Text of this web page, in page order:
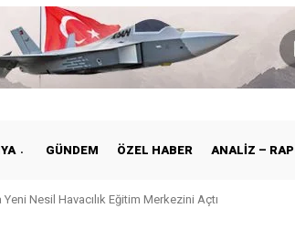
GÜNDEM ÖZEL HABER ANALIZ –
Nesil Havacılık Eğitim Merkezini Açtı
Hava Ulaştırmasında Yeni Dönem